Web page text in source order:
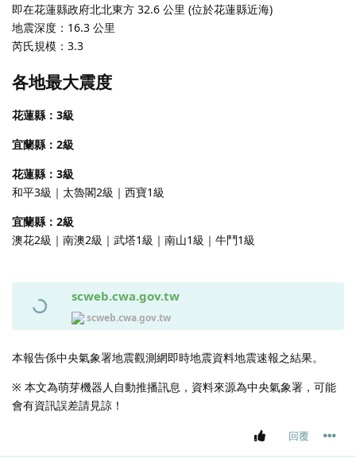
即在花蓮縣政府北北東方 32.6 公里 (位於花蓮縣近海)
地震深度：16.3 公里
芮氏規模：3.3
各地最大震度
花蓮縣：3級
宜蘭縣：2級
花蓮縣：3級
和平3級｜太魯閣2級｜西寶1級
宜蘭縣：2級
澳花2級｜南澳2級｜武塔1級｜南山1級｜牛鬥1級
scweb.cwa.gov.tw
scweb.cwa.gov.tw
本報告係中央氣象署地震觀測網即時地震資料地震速報之結果。
※ 本文為萌芽機器人自動推播訊息，資料來源為中央氣象署，可能
會有資訊誤差請見諒！
回覆